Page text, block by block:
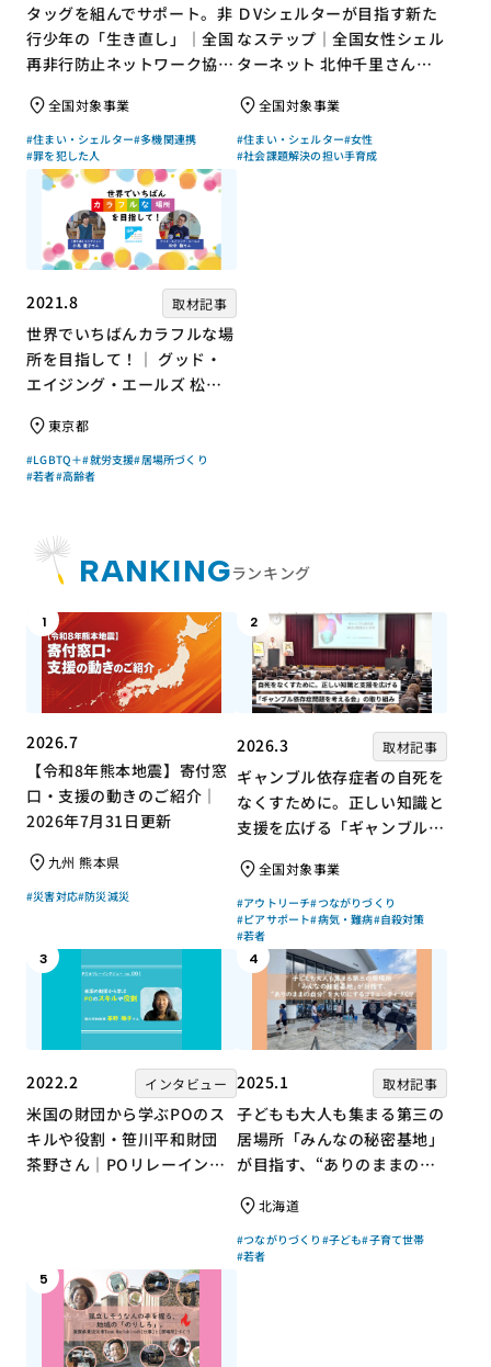
タッグを組んでサポート。非
行少年の「生き直し」｜全国
再非行防止ネットワーク協議
上チキさん【聞き手】
全国対象事業
#住まい・シェルター#多機関連携
#罪を犯した人
ＤVシェルターが目指す新た
なステップ｜全国女性シェル
ターネット 北仲千里さん×
ん【聞き手】
全国対象事業
#住まい・シェルター#女性
#社会課題解決の担い手育成
2021.8 取材記事
世界でいちばんカラフルな場
所を目指して！｜ グッド・
エイジング・エールズ 松中
慶子さん【聞き手】
東京都
#LGBTQ＋#就労支援#居場所づくり
#若者#高齢者
RANKINGランキング
1
2026.7
【令和8年熊本地震】寄付窓
口・支援の動きのご紹介｜
2026年7月31日更新
九州 熊本県
#災害対応#防災減災
2
2026.3 取材記事
ギャンブル依存症者の自死を
なくすために。正しい知識と
支援を広げる「ギャンブル依
組み全国対象事業
#アウトリーチ#つながりづくり
#ピアサポート#病気・難病#自殺対策
#若者
3
2022.2 インタビュー
米国の財団から学ぶPOのス
キルや役割・笹川平和財団
茶野さん｜POリレーインタ
4
2025.1 取材記事
子どもも大人も集まる第三の
居場所「みんなの秘密基地」
が目指す、“ありのままの自
ィづくり
北海道
#つながりづくり #子ども#子育て世帯
#若者
5